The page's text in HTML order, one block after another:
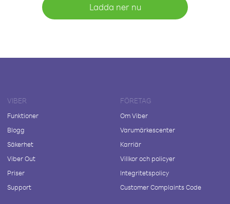
Ladda ner nu
VIBER
Funktioner
Blogg
Säkerhet
Viber Out
Priser
Support
FÖRETAG
Om Viber
Varumärkescenter
Karriär
Villkor och policyer
Integritetspolicy
Customer Complaints Code